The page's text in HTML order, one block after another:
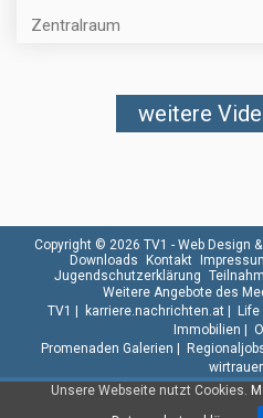
Zentralraum
weitere
Unsere Webseite nutzt Cookies.
Copyright © 2026 TV1 - Web Design
Downloads
Kontakt
Jugendschutzerklärung
Weitere Angebote des
TV1
karriere.nachrichten.at|
Immobilien
Promenaden Galerien